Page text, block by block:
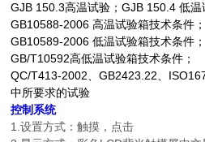
GJB 150.3高温试验；GJB 150.4 低温
GB10588-2006 高温试验箱技术条件；
GB10589-2006 低温试验箱技术条件；
GB/T10592高低温试验箱技术条件；
QC/T413-2002、GB2423.22、
中所要求的试验
控制系统
1.设置方式：触摸，点击